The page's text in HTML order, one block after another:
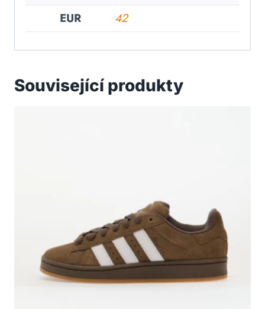
EUR
42
Související produkty